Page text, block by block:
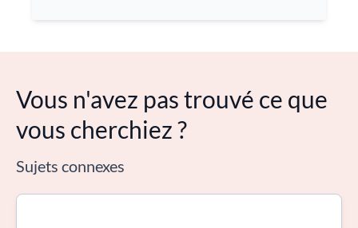
Vous n'avez pas trouvé ce que
vous cherchiez ?
Sujets connexes